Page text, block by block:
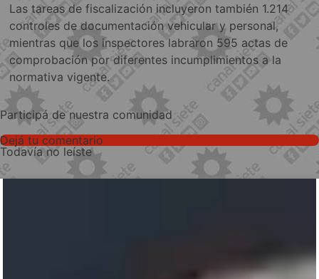
Las tareas de fiscalización incluyeron también 1.214
controles de documentación vehicular y personal,
mientras que los inspectores labraron 595 actas de
comprobación por diferentes incumplimientos a la
normativa vigente.
Participá de nuestra comunidad
Dejá tu comentario
Todavía no leíste